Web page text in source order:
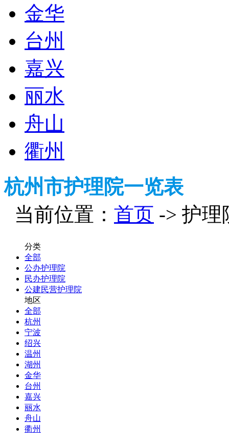
金华
台州
嘉兴
丽水
舟山
衢州
杭州市护理院一览表
当前位置： 首页 -> 护理
分类
全部
公办护理院
民办护理院
公建民营护理院
地区
全部
杭州
宁波
绍兴
温州
湖州
金华
台州
嘉兴
丽水
舟山
衢州